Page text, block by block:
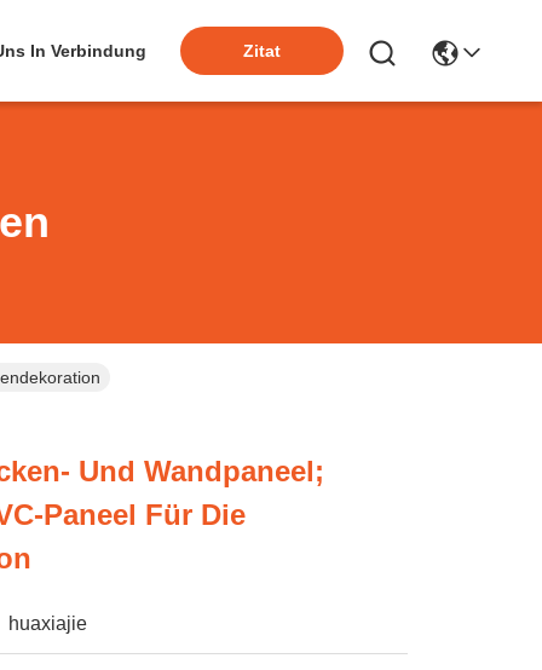
In Verbindung Zitat
Und Wandpaneel;
Paneel Für Die
huaxiajie